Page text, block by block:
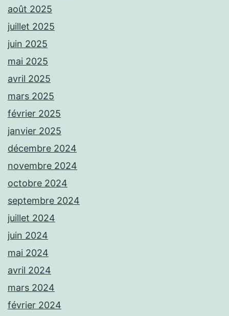
août 2025
juillet 2025
juin 2025
mai 2025
avril 2025
mars 2025
février 2025
janvier 2025
décembre 2024
novembre 2024
octobre 2024
septembre 2024
juillet 2024
juin 2024
mai 2024
avril 2024
mars 2024
février 2024